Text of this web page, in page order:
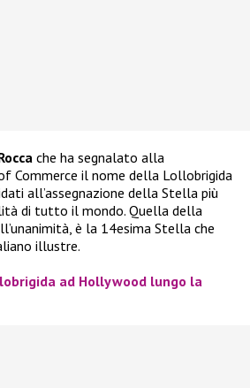
che ha segnalato alla
Commerce il nome della Lollobrigida
all’assegnazione della Stella più
di tutto il mondo. Quella della
è la 14esima Stella che
illustre.
ad Hollywood lungo la